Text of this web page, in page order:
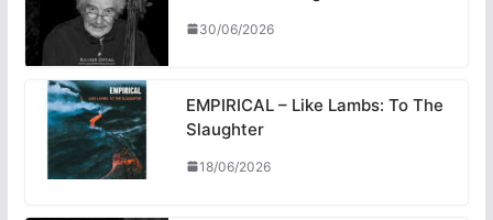
30/06/2026
EMPIRICAL – Like Lambs: To The
Slaughter
18/06/2026